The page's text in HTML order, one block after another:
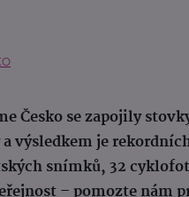
Česko se zapojily
výsledkem je
snímků, 32
– pomozte nám